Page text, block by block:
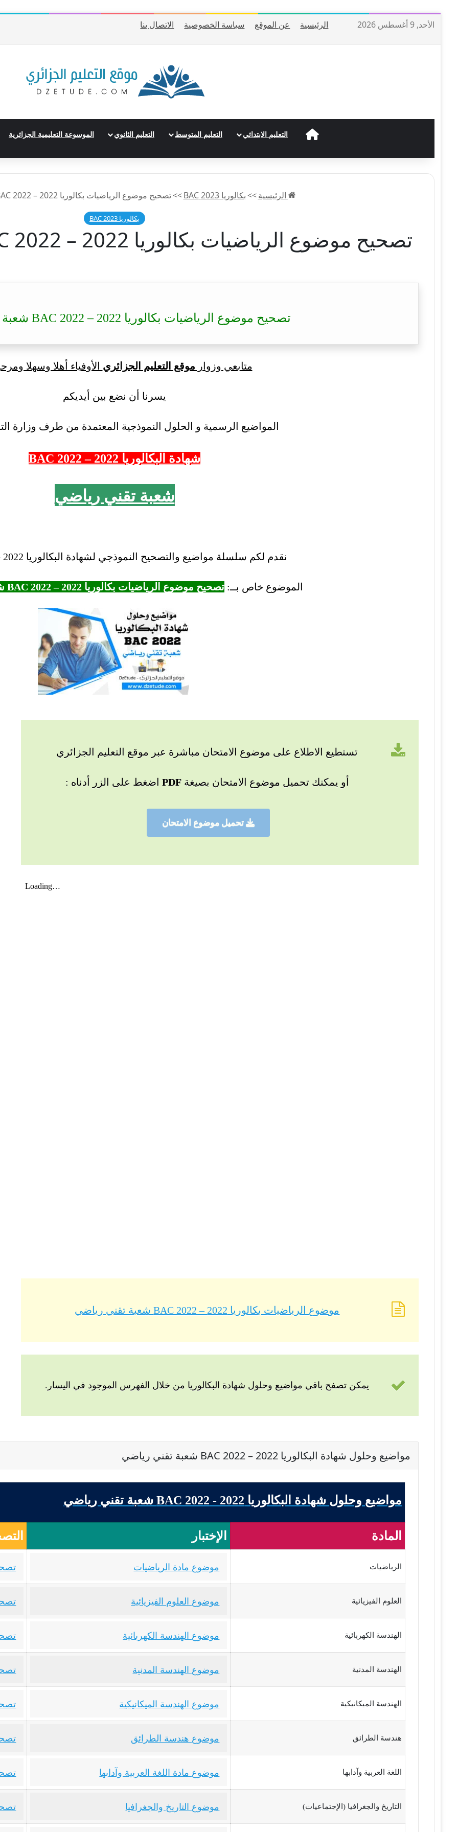
الأحد, 9 أغسطس 2026 الرئيسية عن الموقع سياسة الخصوصية الاتصال بنا
الرئيسيةالتعليم الابتدائي التعليم المتوسط التعليم الثانوي الموسوعة التعليمية الجزائرية
الرئيسية >>بكالوريا 2023 BAC >>تصحيح موضوع الرياضيات بكالوريا 2022 – BAC 2022 شعبة تقني رياضي
بكالوريا 2023 BAC
تصحيح موضوع الرياضيات بكالوريا 2022 – BAC 2022 شعبة تقني رياضي
تصحيح موضوع الرياضيات بكالوريا 2022 – BAC 2022 شعبة تقني رياضي
متابعي وزوار موقع التعليم الجزائري الأوفياء أهلا وسهلا
يسرنا أن نضع بين أيديكم
المواضيع الرسمية و الحلول النموذجية المعتمدة من طرف وزارة
شهادة البكالوريا 2022 – 2022 BAC
شعبة تقني رياضي
نقدم لكم سلسلة مواضيع والتصحيح النموذجي لشهادة البكالوريا 2022 – BAC “2022.
الموضوع خاص بــ: تصحيح موضوع الرياضيات بكالوريا 2022 – BAC 2022 شعبة تقني رياضي
تستطيع الاطلاع على موضوع الامتحان مباشرة عبر موقع التعليم الجزائري
أو يمكنك تحميل موضوع الامتحان بصيغةPDF اضغط على الزر أدناه :
تحميل موضوع الامتحان
موضوع الرياضيات بكالوريا 2022 – BAC 2022 شعبة تقني رياضي
يمكن تصفح باقي مواضيع وحلول شهادة البكالوريا من خلال الفهرس الموجود في اليسار.
مواضيع وحلول شهادة البكالوريا 2022 – BAC 2022 شعبة تقني رياضي
مواضيع وحلول شهادة البكالوريا 2022 - BAC 2022 شعبة تقني رياضي
المادة الإختبار
الرياضيات موضوع مادة الرياضيات
العلوم الفيزيائية موضوع العلوم الفيزيائية
الهندسة الكهربائية موضوع الهندسة الكهربائية
الهندسة المدنية موضوع الهندسة المدنية
الهندسة الميكانيكية موضوع الهندسة الميكانيكية
هندسة الطرائق موضوع هندسة الطرائق
اللغة العربية وآدابها موضوع مادة اللغة العربية وآدابها
التاريخ والجغرافيا (الإجتماعيات) موضوع التاريخ والجغرافيا